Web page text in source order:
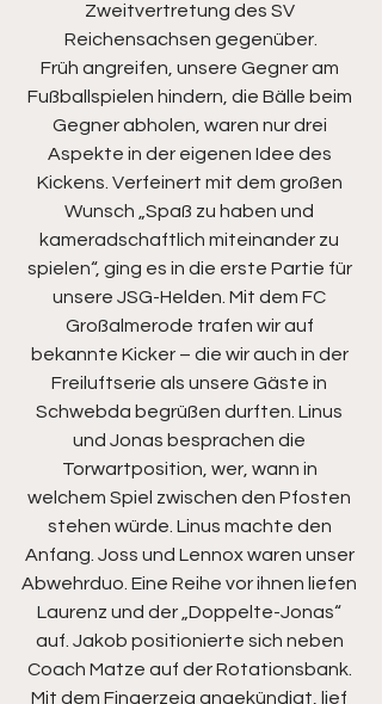
Zweitvertretung des SV
Reichensachsen gegenüber.
Früh angreifen, unsere Gegner am
Fußballspielen hindern, die Bälle beim
Gegner abholen, waren nur drei
Aspekte in der eigenen Idee des
Kickens. Verfeinert mit dem großen
Wunsch „Spaß zu haben und
kameradschaftlich miteinander zu
spielen“, ging es in die erste Partie für
unsere JSG-Helden. Mit dem FC
Großalmerode trafen wir auf
bekannte Kicker – die wir auch in der
Freiluftserie als unsere Gäste in
Schwebda begrüßen durften. Linus
und Jonas besprachen die
Torwartposition, wer, wann in
welchem Spiel zwischen den Pfosten
stehen würde. Linus machte den
Anfang. Joss und Lennox waren unser
Abwehrduo. Eine Reihe vor ihnen liefen
Laurenz und der „Doppelte-Jonas“
auf. Jakob positionierte sich neben
Coach Matze auf der Rotationsbank.
Mit dem Fingerzeig angekündigt, lief